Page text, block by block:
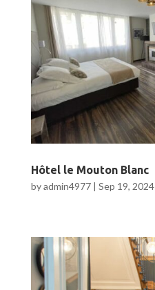
Hôtel le Mouton Blanc
byadmin4977| Sep 19, 2024